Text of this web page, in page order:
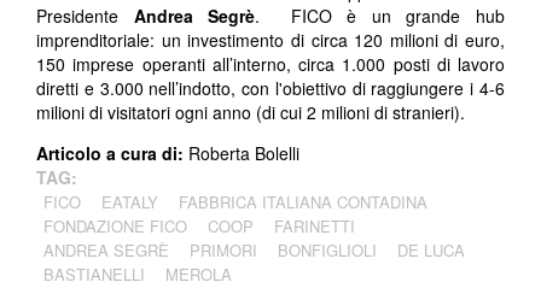
Presidente Andrea Segrè. FICO è un grande hub
imprenditoriale: un investimento di circa 120 milioni di euro,
150 imprese operanti all’interno, circa 1.000 posti di lavoro
diretti e 3.000 nell’indotto, con l'obiettivo di raggiungere i 4-6
milioni di visitatori ogni anno (di cui 2 milioni di stranieri).
Articolo a cura di: Roberta Bolelli
TAG:
FICO EATALY
FABBRICA ITALIANA CONTADINA
FONDAZIONE FICO
COOP
FARINETTI
ANDREA SEGRÈ
PRIMORI BONFIGLIOLI
DE LUCA
BASTIANELLI
MEROLA